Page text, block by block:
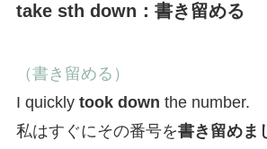
take sth down：書き留める
（書き留める）
I quickly took down the number.
私はすぐにその番号を書き留めま